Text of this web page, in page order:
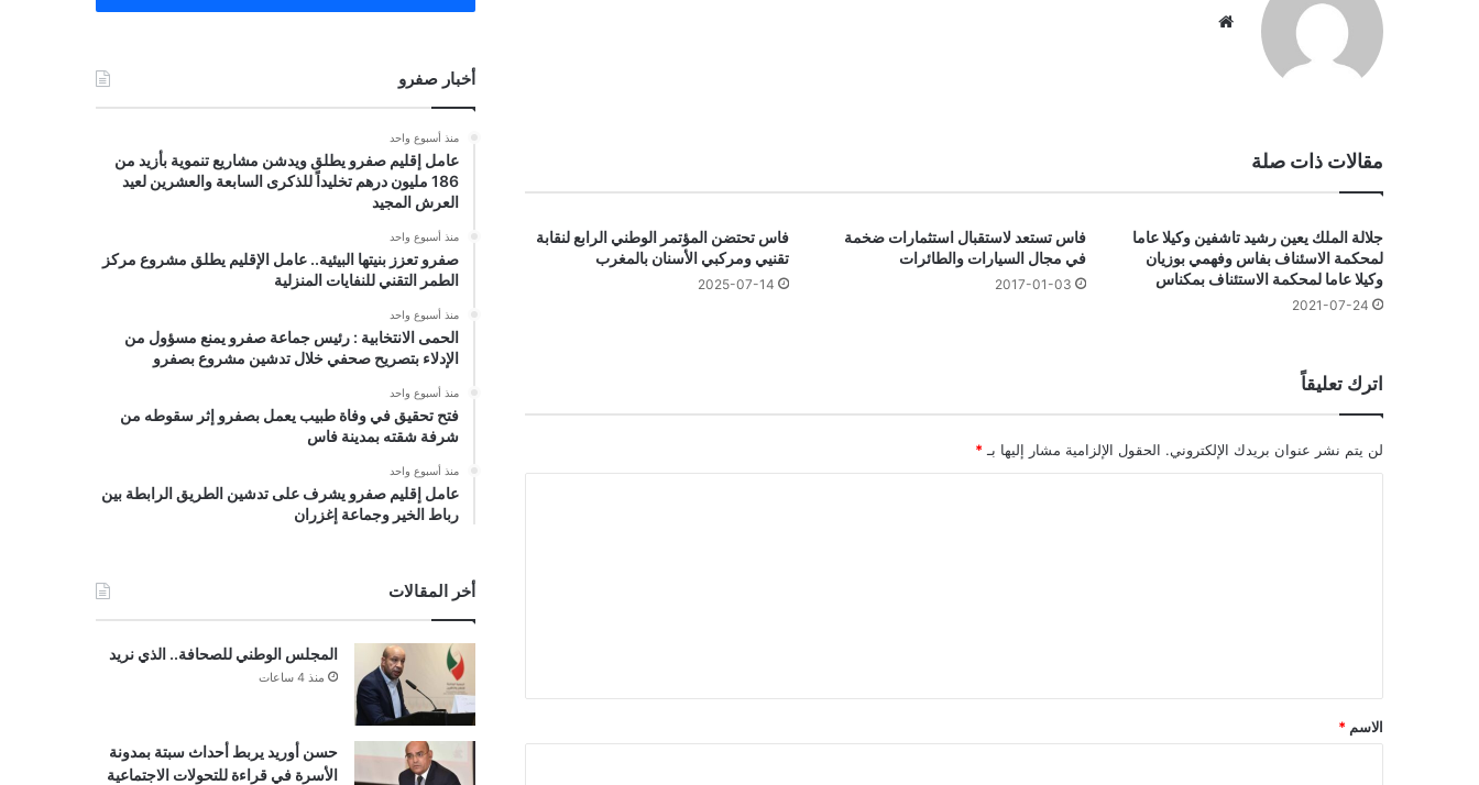
مقالات ذات صلة
جلالة الملك يعين رشيد تاشفين وكيلا عاما
لمحكمة الاسئناف بفاس وفهمي بوزيان
وكيلا عاما لمحكمة الاستئناف بمكناس
2021-07-24
فاس تستعد لاستقبال استثمارات ضخمة
في مجال السيارات والطائرات
2017-01-03
فاس تحتضن المؤتمر الوطني الرابع لنقابة
تقنيي ومركبي الأسنان بالمغرب
2025-07-14
اترك تعليقاً
لن يتم نشر عنوان بريدك الإلكتروني. الحقول الإلزامية مشار إليها بـ *
*
الاسم *
أخبار صفرو
منذ أسبوع واحد
عامل إقليم صفرو يطلق ويدشن مشاريع تنموية بأزيد من
186 مليون درهم تخليداً للذكرى السابعة والعشرين لعيد
العرش المجيد
منذ أسبوع واحد
صفرو تعزز بنيتها البيئية.. عامل الإقليم يطلق مشروع مركز
الطمر التقني للنفايات المنزلية
منذ أسبوع واحد
الحمى الانتخابية : رئيس جماعة صفرو يمنع مسؤول من
الإدلاء بتصريح صحفي خلال تدشين مشروع بصفرو
منذ أسبوع واحد
فتح تحقيق في وفاة طبيب يعمل بصفرو إثر سقوطه من
شرفة شقته بمدينة فاس
منذ أسبوع واحد
عامل إقليم صفرو يشرف على تدشين الطريق الرابطة بين
رباط الخير وجماعة إغزران
أخر المقالات
المجلس الوطني للصحافة.. الذي نريد
منذ 4 ساعات
حسن أوريد يربط أحداث سبتة بمدونة
الأسرة في قراءة للتحولات الاجتماعية